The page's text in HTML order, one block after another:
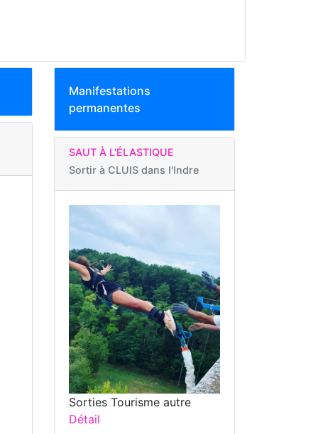
Manifestations
permanentes
SAUT À L'ÉLASTIQUE
Sortir à CLUIS dans l'Indre
Sorties Tourisme autre
Détail